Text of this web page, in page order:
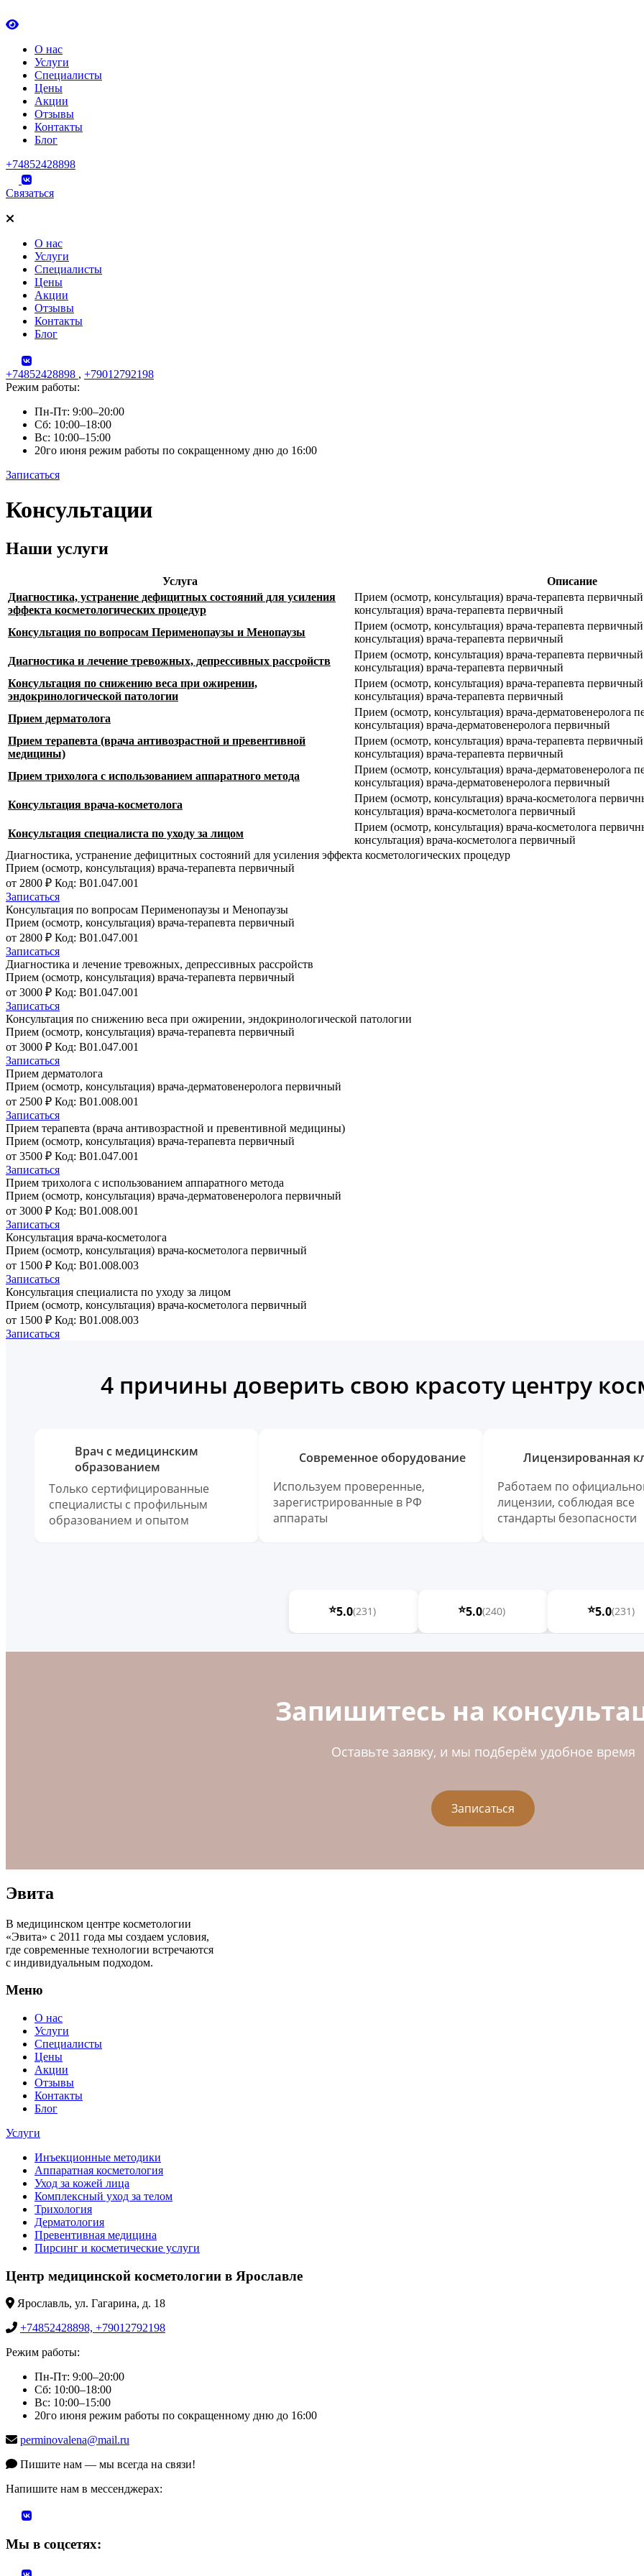
О нас
Услуги
Специалисты
Цены
Акции
Отзывы
Контакты
Блог
+74852428898
Связаться
О нас
Услуги
Специалисты
Цены
Акции
Отзывы
Контакты
Блог
+74852428898 , +79012792198
Режим работы:
Пн-Пт: 9:00–20:00
Сб: 10:00–18:00
Вс: 10:00–15:00
20го июня режим работы по сокращенному дню до 16:00
Записаться
Skip
to
Консультации
Наши услуги
Услуга
Описание
Диагностика, устранение дефицитных состояний для усиления
эффекта косметологических процедур
Прием (осмотр, консультация) врача-терапевта первичный
консультация) врача-терапевта первичный
Консультация по вопросам Перименопаузы и Менопаузы
Прием (осмотр, консультация) врача-терапевта первичный
консультация) врача-терапевта первичный
Диагностика и лечение тревожных, депрессивных рассройств
Прием (осмотр, консультация) врача-терапевта первичный
консультация) врача-терапевта первичный
Консультация по снижению веса при ожирении,
эндокринологической патологии
Прием (осмотр, консультация) врача-терапевта первичный
консультация) врача-терапевта первичный
Прием дерматолога
Прием (осмотр, консультация) врача-дерматовенеролога
консультация) врача-дерматовенеролога первичный
Прием терапевта (врача антивозрастной и превентивной
медицины)
Прием (осмотр, консультация) врача-терапевта первичный
консультация) врача-терапевта первичный
Прием трихолога с использованием аппаратного метода
Прием (осмотр, консультация) врача-дерматовенеролога
консультация) врача-дерматовенеролога первичный
Консультация врача-косметолога
Прием (осмотр, консультация) врача-косметолога
консультация) врача-косметолога первичный
Консультация специалиста по уходу за лицом
Прием (осмотр, консультация) врача-косметолога
консультация) врача-косметолога первичный
Диагностика, устранение дефицитных состояний для усиления эффекта косметологических процедур
Прием (осмотр, консультация) врача-терапевта первичный
от 2800 ₽ Код: B01.047.001
Записаться
Консультация по вопросам Перименопаузы и Менопаузы
Прием (осмотр, консультация) врача-терапевта первичный
от 2800 ₽ Код: B01.047.001
Записаться
Диагностика и лечение тревожных, депрессивных рассройств
Прием (осмотр, консультация) врача-терапевта первичный
от 3000 ₽ Код: B01.047.001
Записаться
Консультация по снижению веса при ожирении, эндокринологической патологии
Прием (осмотр, консультация) врача-терапевта первичный
от 3000 ₽ Код: B01.047.001
Записаться
Прием дерматолога
Прием (осмотр, консультация) врача-дерматовенеролога первичный
от 2500 ₽ Код: B01.008.001
Записаться
Прием терапевта (врача антивозрастной и превентивной медицины)
Прием (осмотр, консультация) врача-терапевта первичный
от 3500 ₽ Код: B01.047.001
Записаться
Прием трихолога с использованием аппаратного метода
Прием (осмотр, консультация) врача-дерматовенеролога первичный
от 3000 ₽ Код: B01.008.001
Записаться
Консультация врача-косметолога
Прием (осмотр, консультация) врача-косметолога первичный
от 1500 ₽ Код: B01.008.003
Записаться
Консультация специалиста по уходу за лицом
Прием (осмотр, консультация) врача-косметолога первичный
от 1500 ₽ Код: B01.008.003
Записаться
4 причины доверить свою красоту центру
Врач с медицинским
образованием
Только сертифицированные
специалисты с профильным
образованием и опытом
Современное оборудование
Используем проверенные,
зарегистрированные в РФ
аппараты
Лицензированная
Работаем по
лицензии, соблюдая все
стандарты безопасности
⭐5.0(231) ⭐5.0(240) ⭐5.0(231)
Запишитесь на
Оставьте заявку, и мы подберём удобное время
Записаться
Эвита
В медицинском центре косметологии
«Эвита» с 2011 года мы создаем условия,
где современные технологии встречаются
с индивидуальным подходом.
Меню
О нас
Услуги
Специалисты
Цены
Акции
Отзывы
Контакты
Блог
Услуги
Инъекционные методики
Аппаратная косметология
Уход за кожей лица
Комплексный уход за телом
Трихология
Дерматология
Превентивная медицина
Пирсинг и косметические услуги
Центр медицинской косметологии в Ярославле
Ярославль, ул. Гагарина, д. 18
+74852428898, +79012792198
Режим работы:
Пн-Пт: 9:00–20:00
Сб: 10:00–18:00
Вс: 10:00–15:00
20го июня режим работы по сокращенному дню до 16:00
perminovalena@mail.ru
Пишите нам — мы всегда на связи!
Напишите нам в мессенджерах:
Мы в соцсетях: